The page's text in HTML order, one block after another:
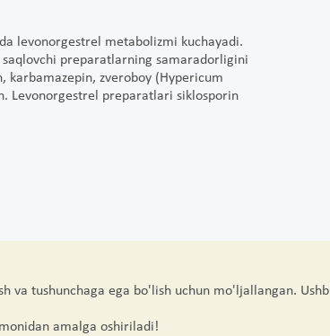
levonorgestrel metabolizmi kuchayadi.
preparatlarning samaradorligini
zveroboy (Hypericum
Levonorgestrel preparatlari siklosporin
va tushunchaga ega bo'lish uchun mo'ljallangan.
amalga oshiriladi!